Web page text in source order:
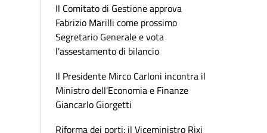
Il Comitato di Gestione approva
Fabrizio Marilli come prossimo
Segretario Generale e vota
l'assestamento di bilancio
Il Presidente Mirco Carloni incontra il
Ministro dell'Economia e Finanze
Giancarlo Giorgetti
Riforma dei porti: il Viceministro Rixi